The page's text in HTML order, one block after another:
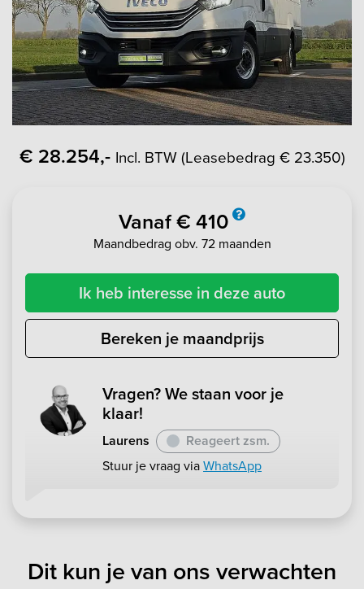
€ 28.254,- Incl. BTW (Leasebedrag € 23.350)
Vanaf € 410
Maandbedrag obv. 72 maanden
Ik heb interesse in deze auto
Bereken je maandprijs
Vragen? We staan voor je
klaar!
Laurens
Reageert zsm.
Stuur je vraag viaWhatsApp
Dit kun je van ons verwachten